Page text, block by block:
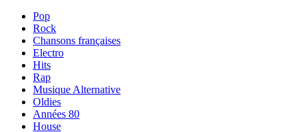
Pop
Rock
Chansons françaises
Electro
Hits
Rap
Musique Alternative
Oldies
Années 80
House